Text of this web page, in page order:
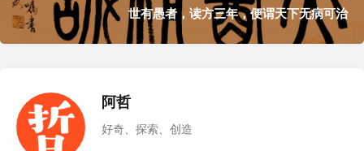
世有愚者，读方三年，便谓天下无病可治
阿哲
好奇、探索、创造